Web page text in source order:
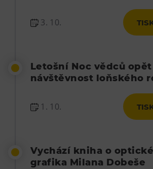
3. 10.
Letošní Noc vědců
návštěvnost loňského
1. 10.
Vychází kniha o
grafika Milana Dobeše